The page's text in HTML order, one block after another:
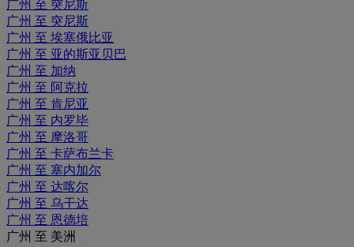
广州 至 突尼斯
广州 至 突尼斯
广州 至 埃塞俄比亚
广州 至 亚的斯亚贝巴
广州 至 加纳
广州 至 阿克拉
广州 至 肯尼亚
广州 至 内罗毕
广州 至 摩洛哥
广州 至 卡萨布兰卡
广州 至 塞内加尔
广州 至 达喀尔
广州 至 乌干达
广州 至 恩德培
广州 至 美洲